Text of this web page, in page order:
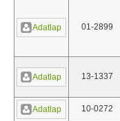
Adatlap 01-2899
Adatlap 13-1337
Adatlap 10-0272